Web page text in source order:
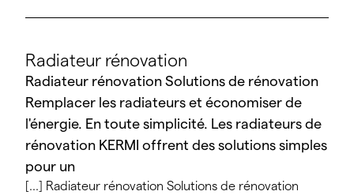
Radiateur rénovation
Radiateur rénovation Solutions de rénovation
Remplacer les radiateurs et économiser de
l'énergie. En toute simplicité. Les radiateurs de
rénovation KERMI offrent des solutions simples
pour un
[...] Radiateur rénovation Solutions de rénovation